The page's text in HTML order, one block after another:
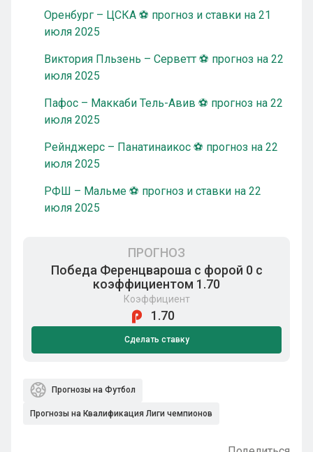
Оренбург – ЦСКА ⚽ прогноз и ставки на 21
июля 2025
Виктория Пльзень – Серветт ⚽ прогноз на 22
июля 2025
Пафос – Маккаби Тель-Авив ⚽ прогноз на 22
июля 2025
Рейнджерс – Панатинаикос ⚽ прогноз на 22
июля 2025
РФШ – Мальме ⚽ прогноз и ставки на 22
июля 2025
ПРОГНОЗ
Победа Ференцвароша с форой 0 с
коэффициентом 1.70
Коэффициент
1.70
Сделать ставку
Прогнозы на Футбол
Прогнозы на Квалификация Лиги чемпионов